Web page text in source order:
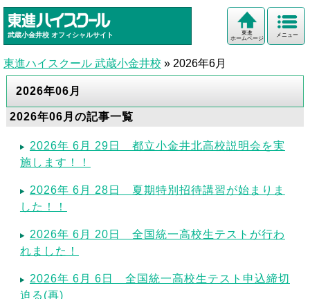
武蔵小金井校 オフィシャルサイト メニュー
東進
ホームページ
東進ハイスクール 武蔵小金井校 » 2026年6月
2026年06月
2026年06月の記事一覧
2026年 6月 29日 都立小金井北高校説明会を実
施します！！
2026年 6月 28日 夏期特別招待講習が始まりま
した！！
2026年 6月 20日 全国統一高校生テストが行わ
れました！
2026年 6月 6日 全国統一高校生テスト申込締切
迫る(再)